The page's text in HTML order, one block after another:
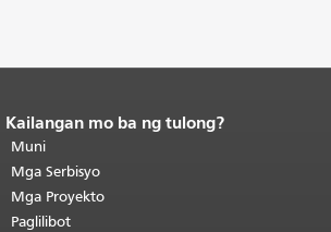
Katapusan ng nilalaman ng
pahina.
pahinang ito ay nauulit sa bawat
pahina.Bumalik sa tuktok ng
pangunahing nilalaman
Kailangan mo ba ng tulong?
Muni
Mga Serbisyo
Mga Proyekto
Paglilibot